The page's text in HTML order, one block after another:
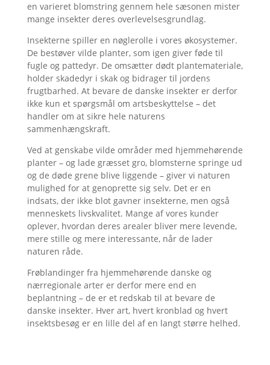
en varieret blomstring gennem hele sæsonen mister
mange insekter deres overlevelsesgrundlag.
Insekterne spiller en nøglerolle i vores økosystemer.
De bestøver vilde planter, som igen giver føde til
fugle og pattedyr. De omsætter dødt plantemateriale,
holder skadedyr i skak og bidrager til jordens
frugtbarhed. At bevare de danske insekter er derfor
ikke kun et spørgsmål om artsbeskyttelse – det
handler om at sikre hele naturens
sammenhængskraft.
Ved at genskabe vilde områder med hjemmehørende
planter – og lade græsset gro, blomsterne springe ud
og de døde grene blive liggende – giver vi naturen
mulighed for at genoprette sig selv. Det er en
indsats, der ikke blot gavner insekterne, men også
menneskets livskvalitet. Mange af vores kunder
oplever, hvordan deres arealer bliver mere levende,
mere stille og mere interessante, når de lader
naturen råde.
Frøblandinger fra hjemmehørende danske og
nærregionale arter er derfor mere end en
beplantning – de er et redskab til at bevare de
danske insekter. Hver art, hvert kronblad og hvert
insektsbesøg er en lille del af en langt større helhed.